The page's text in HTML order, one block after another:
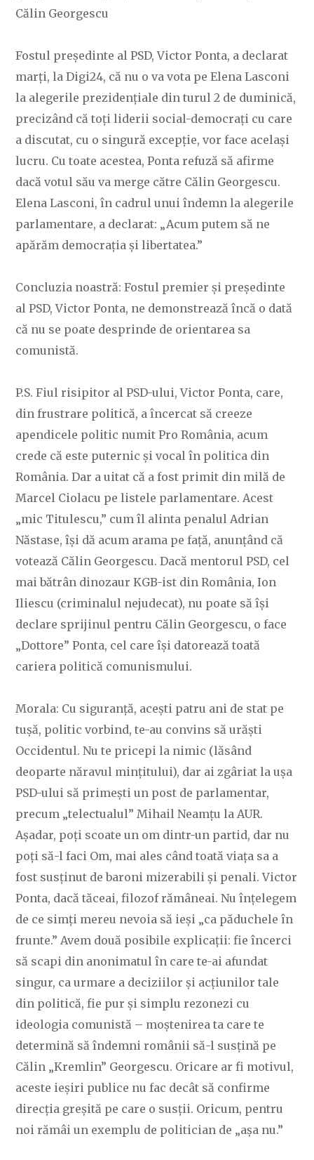
C OVIDIU
Călin Georgescu
Fostul președinte al PSD, Victor Ponta, a declarat
marți, la Digi24, că nu o va vota pe Elena Lasconi
la alegerile prezidențiale din turul 2 de duminică,
precizând că toți liderii social-democrați cu care
a discutat, cu o singură excepție, vor face același
lucru. Cu toate acestea, Ponta refuză să afirme
dacă votul său va merge către Călin Georgescu.
Elena Lasconi, în cadrul unui îndemn la alegerile
parlamentare, a declarat: „Acum putem să ne
apărăm democrația și libertatea.”
Concluzia noastră: Fostul premier și președinte
al PSD, Victor Ponta, ne demonstrează încă o dată
că nu se poate desprinde de orientarea sa
comunistă.
P.S. Fiul risipitor al PSD-ului, Victor Ponta, care,
din frustrare politică, a încercat să creeze
apendicele politic numit Pro România, acum
crede că este puternic și vocal în politica din
România. Dar a uitat că a fost primit din milă de
Marcel Ciolacu pe listele parlamentare. Acest
„mic Titulescu,” cum îl alinta penalul Adrian
Năstase, își dă acum arama pe față, anunțând că
votează Călin Georgescu. Dacă mentorul PSD, cel
mai bătrân dinozaur KGB-ist din România, Ion
Iliescu (criminalul nejudecat), nu poate să își
declare sprijinul pentru Călin Georgescu, o face
„Dottore” Ponta, cel care își datorează toată
cariera politică comunismului.
Morala: Cu siguranță, acești patru ani de stat pe
tușă, politic vorbind, te-au convins să urăști
Occidentul. Nu te pricepi la nimic (lăsând
deoparte năravul mințitului), dar ai zgâriat la ușa
PSD-ului să primești un post de parlamentar,
precum „telectualul” Mihail Neamțu la AUR.
Așadar, poți scoate un om dintr-un partid, dar nu
poți să-l faci Om, mai ales când toată viața sa a
fost susținut de baroni mizerabili și penali. Victor
Ponta, dacă tăceai, filozof rămâneai. Nu înțelegem
de ce simți mereu nevoia să ieși „ca păduchele în
frunte.” Avem două posibile explicații: fie încerci
să scapi din anonimatul în care te-ai afundat
singur, ca urmare a deciziilor și acțiunilor tale
din politică, fie pur și simplu rezonezi cu
ideologia comunistă – moștenirea ta care te
determină să îndemni românii să-l susțină pe
Călin „Kremlin” Georgescu. Oricare ar fi motivul,
aceste ieșiri publice nu fac decât să confirme
direcția greșită pe care o susții. Oricum, pentru
noi rămâi un exemplu de politician de „așa nu.”